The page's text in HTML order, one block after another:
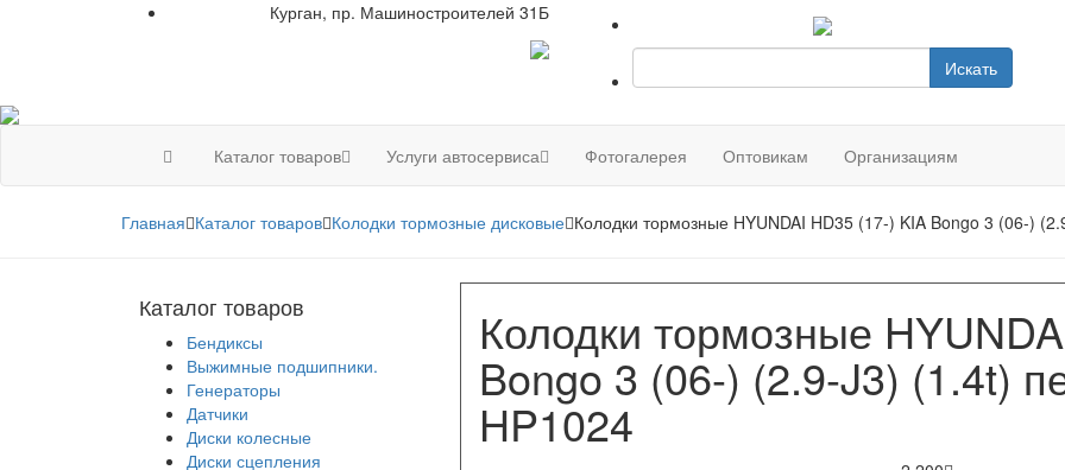
Курган, пр. Машиностроителей 31Б
Искать
Каталог товаров Услуги автосервиса Фотогалерея Оптовикам Организациям
Главная Каталог товаров Колодки тормозные дисковые Колодки тормозные HYUNDAI HD35 (17-) KIA Bongo 3 (06-)
Каталог товаров
Бендиксы
Выжимные подшипники.
Генераторы
Датчики
Диски колесные
Диски сцепления
Колодки тормозные
Bongo 3 (06-) (2.9-J3) (1.4t)
HP1024